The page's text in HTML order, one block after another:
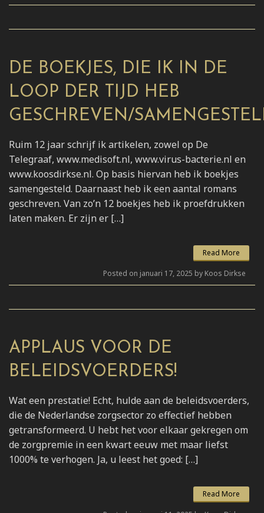
DE BOEKJES, DIE IK IN DE
LOOP DER TIJD HEB
GESCHREVEN/
Ruim 12 jaar schrijf ik artikelen, zowel op De
Telegraaf, www.medisoft.nl, www.virus-bacterie.nl en
www.koosdirkse.nl. Op basis hiervan heb ik boekjes
samengesteld. Daarnaast heb ik een aantal romans
geschreven. Van zo’n 12 boekjes heb ik proefdrukken
laten maken. Er zijn er […]
Read More
Posted on januari 17, 2025 by Koos Dirkse
APPLAUS VOOR DE
BELEIDSVOERDERS!
Wat een prestatie! Echt, hulde aan de beleidsvoerders,
die de Nederlandse zorgsector zo effectief hebben
getransformeerd. U hebt het voor elkaar gekregen om
de zorgpremie in een kwart eeuw met maar liefst
1000% te verhogen. Ja, u leest het goed: […]
Read More